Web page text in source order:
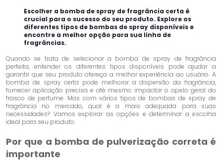
Escolher a bomba de spray de fragrância certa é
crucial para o sucesso do seu produto. Explore os
diferentes tipos de bombas de spray disponíveis e
encontre a melhor opção para sua linha de
fragrâncias.
Quando se trata de selecionar a bomba de spray de fragrância
perfeita, entender os diferentes tipos disponíveis pode ajudar a
garantir que seu produto ofereça a melhor experiência ao usuário. A
bomba de spray certa pode melhorar a dispersão da fragrância,
fornecer aplicação precisa e até mesmo impactar o apelo geral do
frasco de perfume. Mas com vários tipos de bombas de spray de
fragrância no mercado, qual é a mais adequada para suas
necessidades? Vamos explorar as opções e determinar a escolha
ideal para seu produto.
Por que a bomba de pulverização correta é
importante